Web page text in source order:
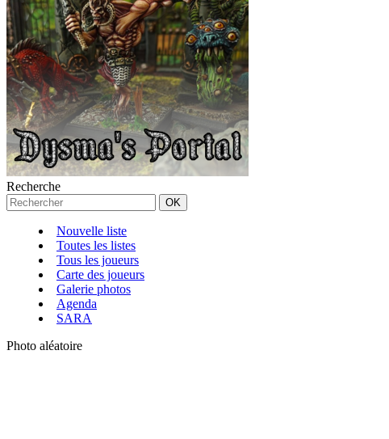
Recherche
Nouvelle liste
Toutes les listes
Tous les joueurs
Carte des joueurs
Galerie photos
Agenda
SARA
Photo aléatoire